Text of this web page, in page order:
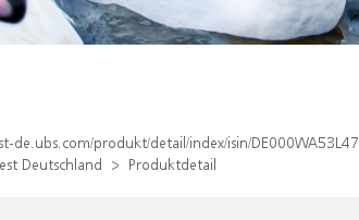
de.ubs.com/produkt/detail/index/isin/DE000WA53L47
Deutschland Produktdetail